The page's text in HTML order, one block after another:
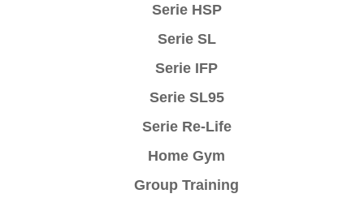
Serie HSP
Serie SL
Serie IFP
Serie SL95
Serie Re-Life
Home Gym
Group Training